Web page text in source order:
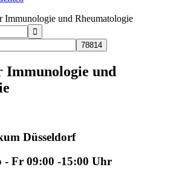
Immunologie und Rheumatologie
Immunologie und
Düsseldorf
- Fr 09:00 -15:00 Uhr